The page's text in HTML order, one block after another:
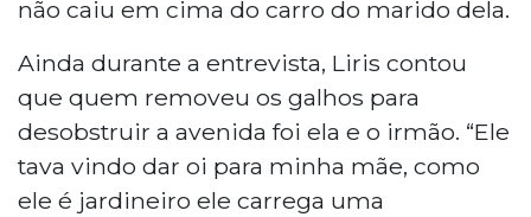
não caiu em cima do carro do marido dela.
Ainda durante a entrevista, Liris contou
que quem removeu os galhos para
desobstruir a avenida foi ela e o irmão. “Ele
tava vindo dar oi para minha mãe, como
ele é jardineiro ele carrega uma